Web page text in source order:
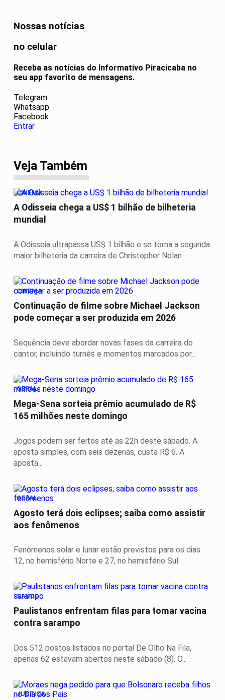
Nossas notícias
no celular
Receba as notícias do Informativo Piracicaba no
seu app favorito de mensagens.
Telegram
Whatsapp
Facebook
Entrar
Veja Também
CINEMA
A Odisseia chega a US$ 1 bilhão de bilheteria
mundial
A Odisseia ultrapassa US$ 1 bilhão e se torna a segunda
maior bilheteria da carreira de Christopher Nolan
CINEMA
Continuação de filme sobre Michael Jackson
pode começar a ser produzida em 2026
Sequência deve abordar novas fases da carreira do
cantor, incluindo turnês e momentos marcados por...
GERAL
Mega-Sena sorteia prêmio acumulado de R$
165 milhões neste domingo
Jogos podem ser feitos até as 22h deste sábado. A
aposta simples, com seis dezenas, custa R$ 6. A
aposta...
GERAL
Agosto terá dois eclipses; saiba como assistir
aos fenômenos
Fenômenos solar e lunar estão previstos para os dias
12, no hemisfério Norte e 27, no hemisfério Sul.
SAÚDE
Paulistanos enfrentam filas para tomar vacina
contra sarampo
Dos 512 postos listados no portal De Olho Na Fila,
apenas 62 estavam abertos neste sábado (8). O...
JUSTIÇA